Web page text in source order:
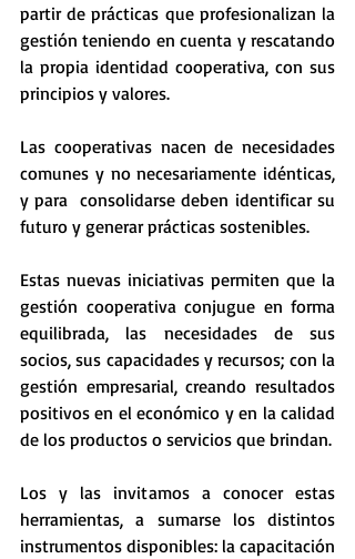
partir de prácticas que profesionalizan la
gestión teniendo en cuenta y rescatando
la propia identidad cooperativa, con sus
principios y valores.
Las cooperativas nacen de necesidades
comunes y no necesariamente idénticas,
y para  consolidarse deben identificar su
futuro y generar prácticas sostenibles.
Estas nuevas iniciativas permiten que la
gestión cooperativa conjugue en forma
equilibrada, las necesidades de sus
socios, sus capacidades y recursos; con la
gestión empresarial, creando resultados
positivos en el económico y en la calidad
Los y las invitamos a conocer estas
herramientas, a sumarse los distintos
instrumentos disponibles: la capacitación